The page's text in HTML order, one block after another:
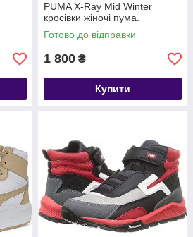
PUMA X-Ray Mid Winter
кросівки жіночі пума.
Готово до відправки
1 800 ₴
Купити